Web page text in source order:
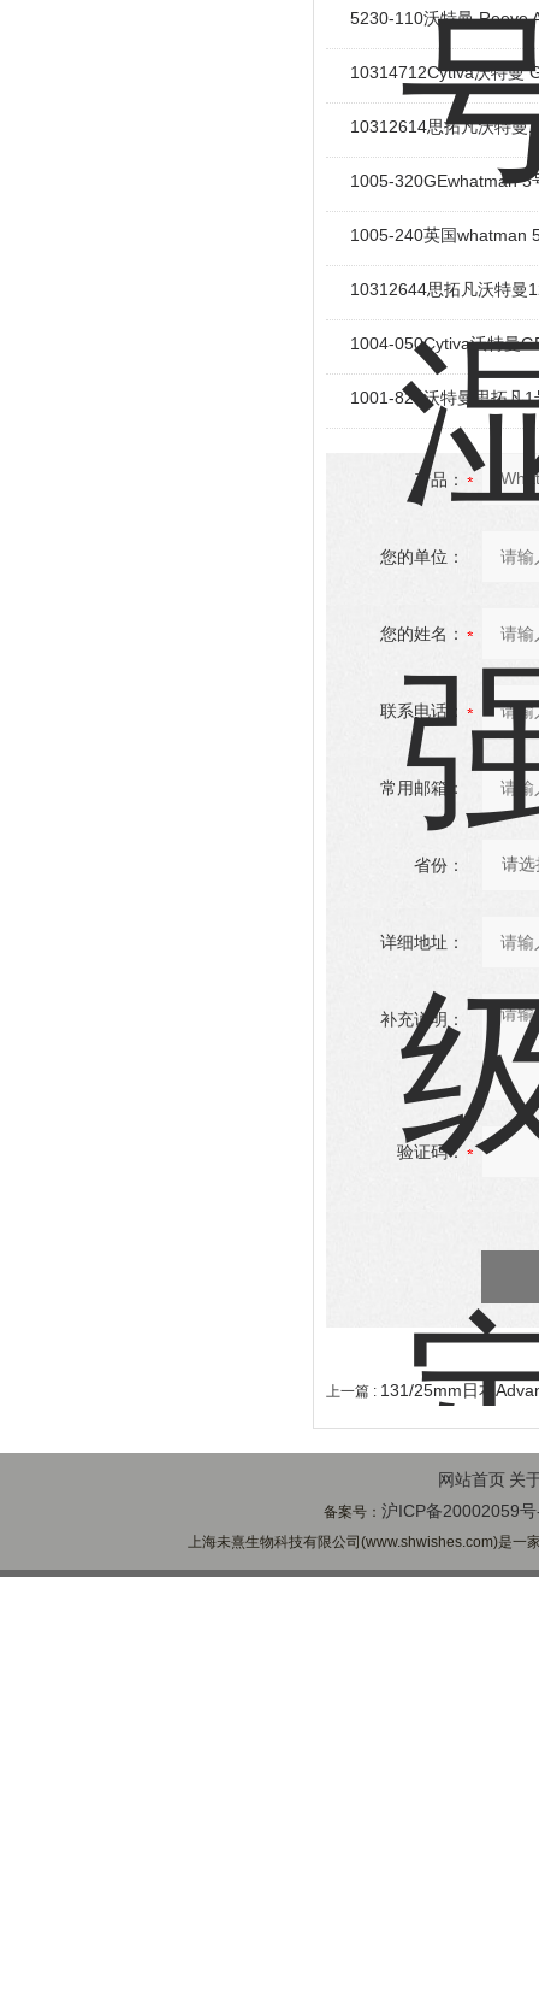
5230-110沃特曼 Reeve
10314712Cytiva沃特曼
10312614思拓凡沃特曼
1005-320GEwhatman 5
1005-240英国whatman
10312644思拓凡沃特曼
1004-050Cytiva沃特曼
1001-824沃特曼思拓凡
产品：
您的单位：
您的姓名：
联系电话：
常用邮箱：
省份：
详细地址：
补充说明：
验证码：
上一篇 : 131/25mm日本
网站首页 关
备案号：沪ICP备20002059
上海未熹生物科技有限公司(www.shwishes.com)是一